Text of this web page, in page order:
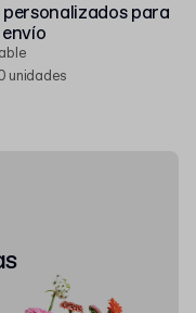
para
unidades